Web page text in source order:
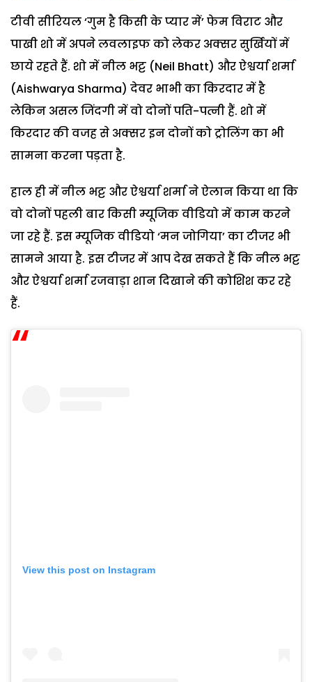
टीवी सीरियल ‘गुम है किसी के प्यार में’ फेम विराट और
पाखी शो में अपने लवलाइफ को लेकर अक्सर सुर्खियों में
छाये रहते हैं. शो में नील भट्ट (Neil Bhatt) और ऐश्वर्या शर्मा
(Aishwarya Sharma) देवर भाभी का किरदार में है
लेकिन असल जिंदगी में वो दोनों पति-पत्नी हैं. शो में
किरदार की वजह से अक्सर इन दोनों को ट्रोलिंग का भी
सामना करना पड़ता है.
हाल ही में नील भट्ट और ऐश्वर्या शर्मा ने ऐलान किया था कि
वो दोनों पहली बार किसी म्यूजिक वीडियो में काम करने
जा रहे हैं. इस म्यूजिक वीडियो ‘मन जोगिया’ का टीजर भी
सामने आया है. इस टीजर में आप देख सकते हैं कि नील भट्ट
और ऐश्वर्या शर्मा रजवाड़ा शान दिखाने की कोशिश कर रहे
हैं.
View this post on Instagram